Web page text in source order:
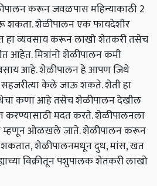
करून जवळपास महिन्याकाठी 2
शकता. शेळीपालन एक फायदेशीर
हा व्यवसाय करून लाखो शेतकरी तसेच
आहेत. मित्रांनो शेळीपालन कमी
आहे. शेळीपालन हे आपण जिथे
सहजरीत्या केले जाऊ शकते. शेती हा
कणा आहे तसेच शेळीपालन देखील
करण्यासाठी मदत करते. शेळीपालनला
म्हणून ओळखले जाते. शेळीपालन करून
शेळीपालनमधून दुध, मांस, खत
विक्रीतून पशुपालक शेतकरी लाखो